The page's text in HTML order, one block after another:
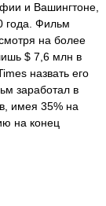
и Вашингтоне,
года. Фильм
на более
$ 7,6 млн в
назвать его
заработал в
имея 35% на
на конец